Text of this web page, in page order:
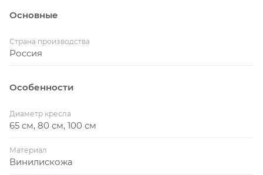
Основные
Страна производства
Россия
Особенности
Диаметр кресла
65 см, 80 см, 100 см
Материал
Винилискожа